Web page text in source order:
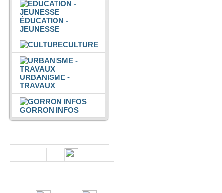
ÉDUCATION -
JEUNESSE
CULTURE
URBANISME -
TRAVAUX
GORRON INFOS